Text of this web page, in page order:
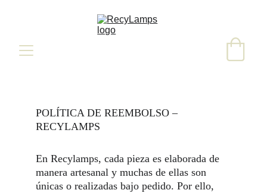
POLÍTICA DE REEMBOLSO –
RECYLAMPS
En Recylamps, cada pieza es elaborada de
manera artesanal y muchas de ellas son
únicas o realizadas bajo pedido. Por ello,